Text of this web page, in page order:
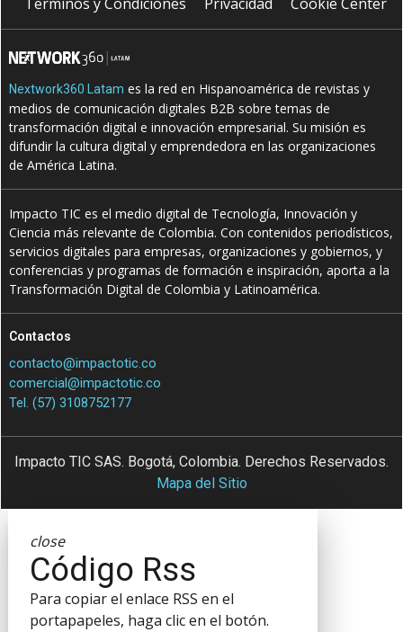
Nextwork360 Latam es la red en Hispanoamérica de revistas y
medios de comunicación digitales B2B sobre temas de
transformación digital e innovación empresarial. Su misión es
difundir la cultura digital y emprendedora en las organizaciones
de América Latina.
Impacto TIC es el medio digital de Tecnología, Innovación y
Ciencia más relevante de Colombia. Con contenidos periodísticos,
servicios digitales para empresas, organizaciones y gobiernos, y
conferencias y programas de formación e inspiración, aporta a la
Transformación Digital de Colombia y Latinoamérica.
Contactos
contacto@impactotic.co
comercial@impactotic.co
Tel. (57) 3108752177
Impacto TIC SAS. Bogotá, Colombia. Derechos Reservados.
Mapa del Sitio
close
Código Rss
Para copiar el enlace RSS en el
portapapeles, haga clic en el botón.